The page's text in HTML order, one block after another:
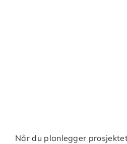
Når du planlegger